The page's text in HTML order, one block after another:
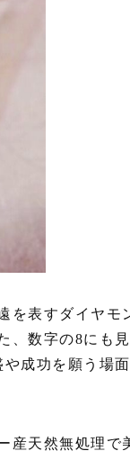
を表すダイヤモ
、数字の8にも
成功を願う場
産天然無処理で